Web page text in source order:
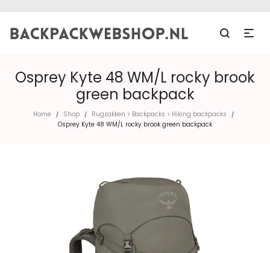
Osprey Kyte 48 WM/L rocky brook
green backpack
Home / Shop / Rugzakken > Backpacks > Hiking backpacks /
Osprey Kyte 48 WM/L rocky brook green backpack